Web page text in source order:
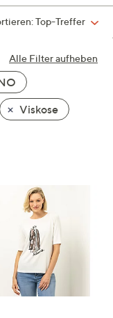
Top-Treffer
Alle Filter aufheben
Viskose